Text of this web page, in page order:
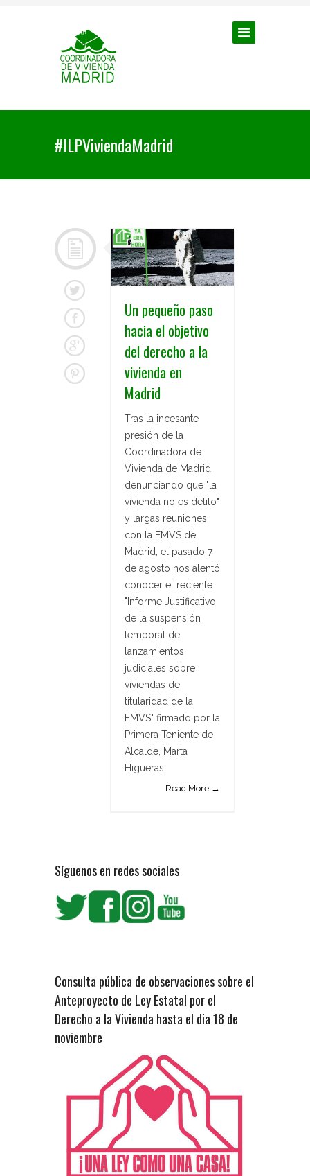
#ILPViviendaMadrid
Un pequeño paso
hacia el objetivo
del derecho a la
vivienda en
Madrid
Tras la incesante
presión de la
Coordinadora de
Vivienda de Madrid
denunciando que "la
vivienda no es delito"
y largas reuniones
con la EMVS de
Madrid, el pasado 7
de agosto nos alentó
conocer el reciente
"Informe Justificativo
de la suspensión
temporal de
lanzamientos
judiciales sobre
viviendas de
titularidad de la
EMVS" firmado por la
Primera Teniente de
Alcalde, Marta
Higueras.
Read More →
Síguenos en redes sociales
Consulta pública de observaciones sobre el
Anteproyecto de Ley Estatal por el
Derecho a la Vivienda hasta el dia 18 de
noviembre